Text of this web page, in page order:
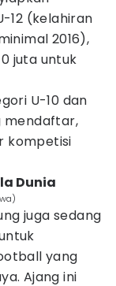
12 (kelahiran
2016),
juta untuk
U-10 dan
mendaftar,
kompetisi
Dunia
juga sedang
yang
Ajang ini